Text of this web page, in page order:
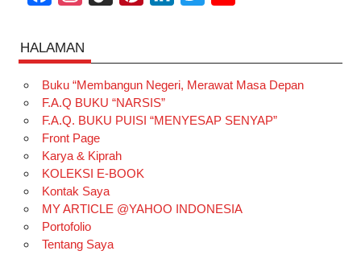
c
e
b
o
o
k
s
t
a
g
r
a
m
T
o
k
t
e
r
k
e
d
t
t
e
T
u
b
HALAMAN
Buku “Membangun Negeri, Merawat Masa Depan
F.A.Q BUKU “NARSIS”
F.A.Q. BUKU PUISI “MENYESAP SENYAP”
Front Page
Karya & Kiprah
KOLEKSI E-BOOK
Kontak Saya
MY ARTICLE @YAHOO INDONESIA
Portofolio
Tentang Saya